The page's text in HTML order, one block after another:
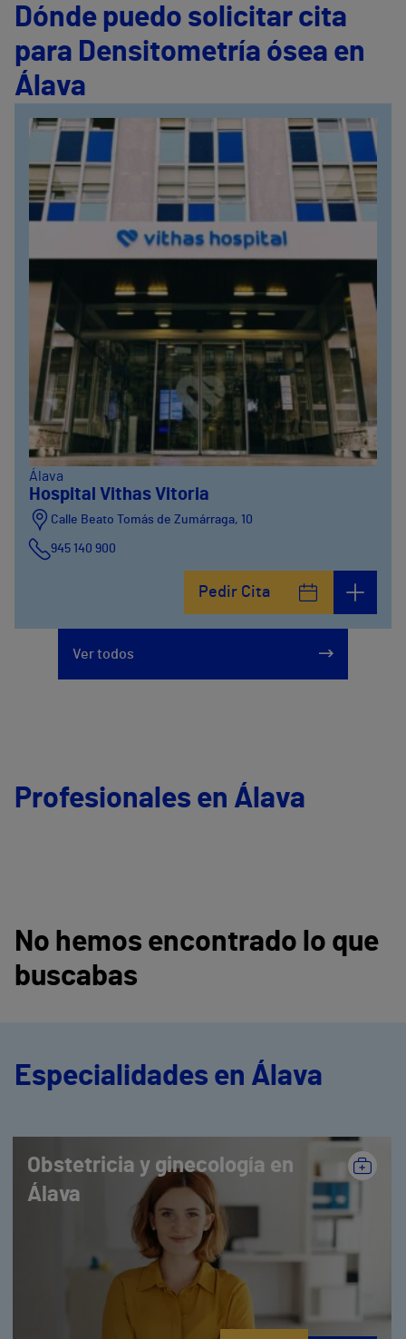
Dónde puedo solicitar cita
para Densitometría ósea en
Álava
Álava
Hospital Vithas Vitoria
Calle Beato Tomás de Zumárraga, 10
945 140 900
Pedir Cita
Ver todos
Profesionales en Álava
No hemos encontrado lo que
buscabas
Especialidades en Álava
Obstetricia y ginecología en
Álava